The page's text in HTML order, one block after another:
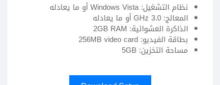
نظام التشغيل: Windows Vista أو ما يعادله
المعالج: 3.0 GHz أو ما يعادله
الذاكرة العشوائية: 2GB RAM
بطاقة الفيديو: 256MB video card
مساحة التخزين: 5GB